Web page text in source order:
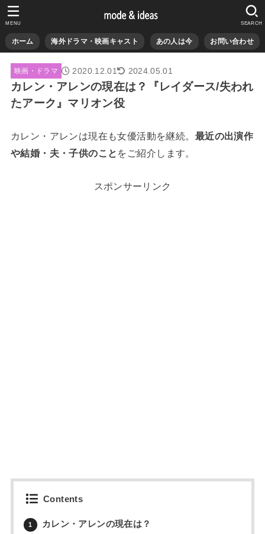
ホーム 海外ドラマ・映画キャスト あの人は今 お問い合わせ
SEARCH
MENU
映画・ドラマ 2020.12.01 2024.05.01
カレン・アレンの現在は？『レイダース/失われ
たアーク』マリオン役
カレン・アレンは現在も女優活動を継続。 最近の出演作
や結婚・夫・子供のこと をご紹介します。
スポンサーリンク
Contents
1 カレン・アレンの現在は？